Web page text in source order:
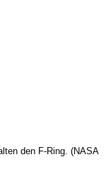
den F-Ring. (NASA